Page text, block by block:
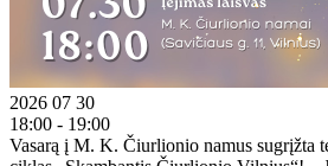
2026 07 30
18:00 - 19:00
Vasarą į M. K. Čiurlionio namus sugrįžta